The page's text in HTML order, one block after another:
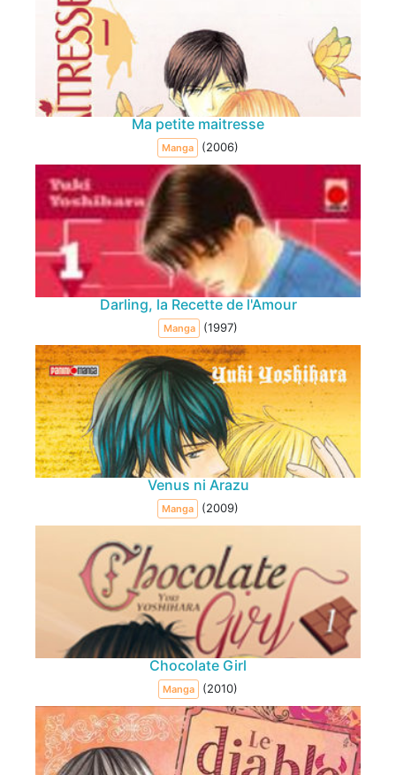
Ma petite maitresse
Manga (2006)
Darling, la Recette de l'Amour
Manga (1997)
Venus ni Arazu
Manga (2009)
Chocolate Girl
Manga (2010)